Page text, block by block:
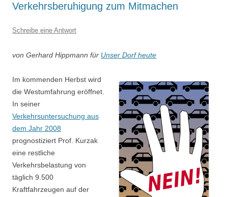
Verkehrsberuhigung zum Mitmachen
Schreibe eine Antwort
von Gerhard Hippmann für Unser Dorf heute
Im kommenden Herbst wird
die Westumfahrung eröffnet.
In seiner
Verkehrsuntersuchung aus
dem Jahr 2008
prognostiziert Prof. Kurzak
eine restliche
Verkehrsbelastung von
täglich 9.500
Kraftfahrzeugen auf der